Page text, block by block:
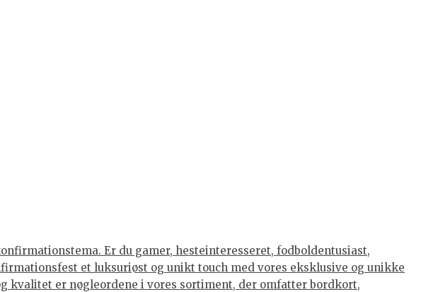
Er du gamer, hesteinteresseret, fodboldentusiast,
et luksuriøst og unikt touch med vores eksklusive og unikke
kvalitet er nøgleordene i vores sortiment, der omfatter bordkort,